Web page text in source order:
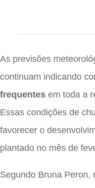
As previsões
continuam indicando
frequentes em toda a
Essas condições de
favorecer o
plantado no mês de
Segundo Bruna Peron,